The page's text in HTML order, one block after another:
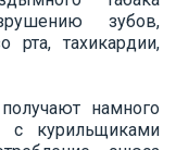
зубов,
рта, тахикардии,
намного
с курильщиками